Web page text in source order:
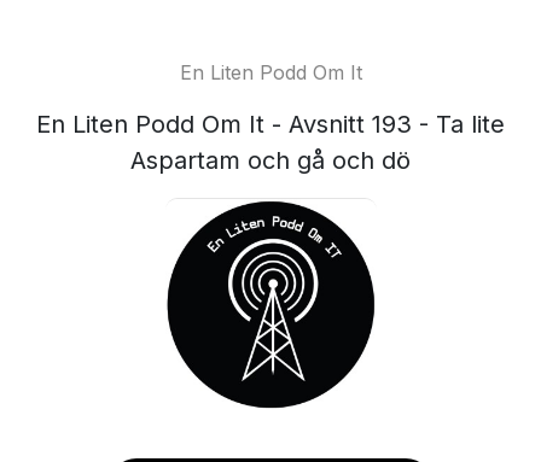
En Liten Podd Om It
En Liten Podd Om It - Avsnitt 193 - Ta lite
Aspartam och gå och dö